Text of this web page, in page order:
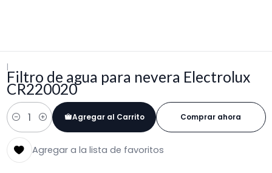
|
Filtro de agua para nevera Electrolux
CR220020
Cantidad
Agregar al Carrito Comprar ahora
Agregar a la lista de favoritos